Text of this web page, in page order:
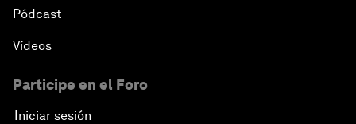
Pódcast
Vídeos
Participe en el Foro
Iniciar sesión